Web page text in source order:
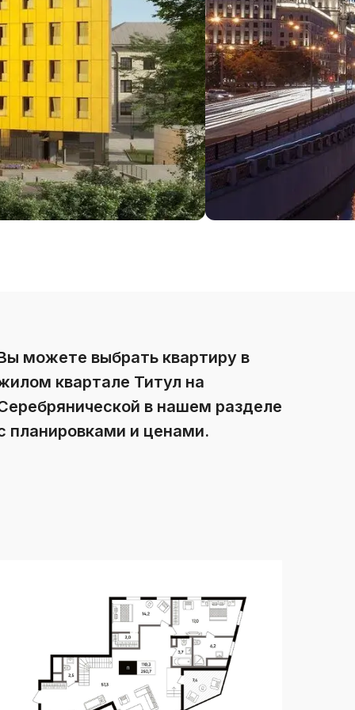
можете выбрать квартиру в
квартале Титул на
в нашем разделе
планировками и ценами.